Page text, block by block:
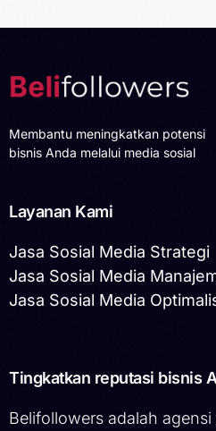
Membantu meningkatkan potensi
bisnis Anda melalui media sosial
Layanan Kami
Jasa Sosial Media Strategi
Jasa Sosial Media
Jasa Sosial Media
Tingkatkan reputasi bisnis
Belifollowers adalah